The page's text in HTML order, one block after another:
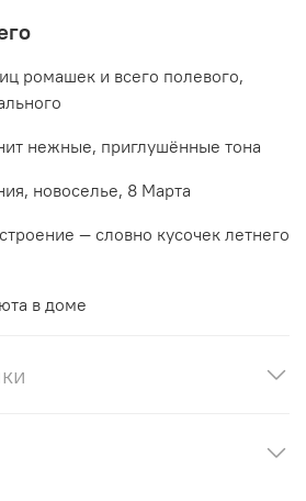
ромашек и всего полевого,
нежные, приглушённые тона
новоселье, 8 Марта
— словно кусочек летнего
в доме